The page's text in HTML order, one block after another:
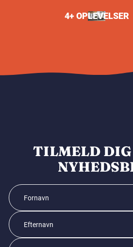
4+ OPLEVELSER
TILMELD DIG